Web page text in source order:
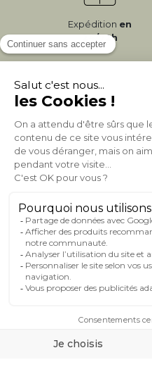
Expédition en
24/72h
À PROPOS DE MILIBOO
AIDE & CONTACT